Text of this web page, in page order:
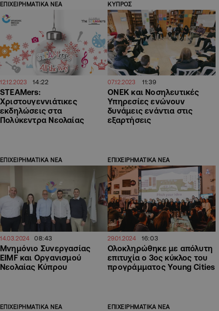
ΕΠΙΧΕΙΡΗΜΑΤΙΚΑ ΝΕΑ
12.12.2023 14:22
STEAMers:
Χριστουγεννιάτικες
εκδηλώσεις στα
Πολύκεντρα Νεολαίας
ΚΥΠΡΟΣ
07.12.2023 11:39
ΟΝΕΚ και Νοσηλευτικές
Υπηρεσίες ενώνουν
δυνάμεις ενάντια στις
εξαρτήσεις
ΕΠΙΧΕΙΡΗΜΑΤΙΚΑ ΝΕΑ
14.03.2024 08:43
Μνημόνιο Συνεργασίας
EIMF και Οργανισμού
Νεολαίας Κύπρου
ΕΠΙΧΕΙΡΗΜΑΤΙΚΑ ΝΕΑ
29.01.2024 16:03
Ολοκληρώθηκε με απόλυτη
επιτυχία ο 3ος κύκλος του
προγράμματος Young Cities
ΕΠΙΧΕΙΡΗΜΑΤΙΚΑ ΝΕΑ ΕΠΙΧΕΙΡΗΜΑΤΙΚΑ ΝΕΑ